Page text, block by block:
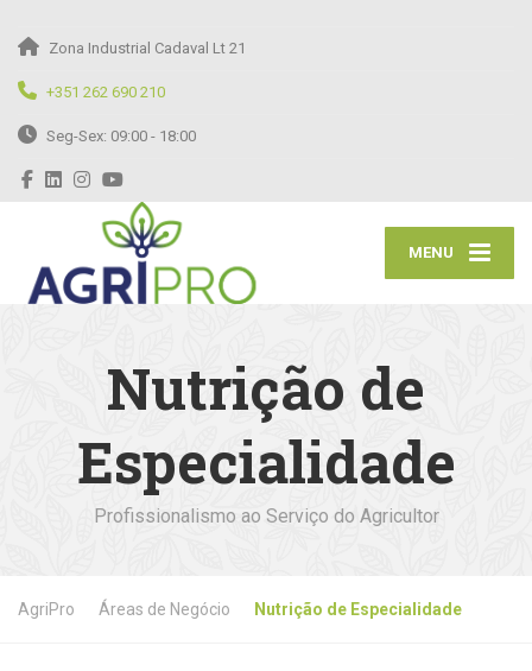
Zona Industrial Cadaval Lt 21
+351 262 690 210
Seg-Sex: 09:00 - 18:00
MENU
Nutrição de
Especialidade
Profissionalismo ao Serviço do Agricultor
AgriPro Áreas de Negócio Nutrição de Especialidade